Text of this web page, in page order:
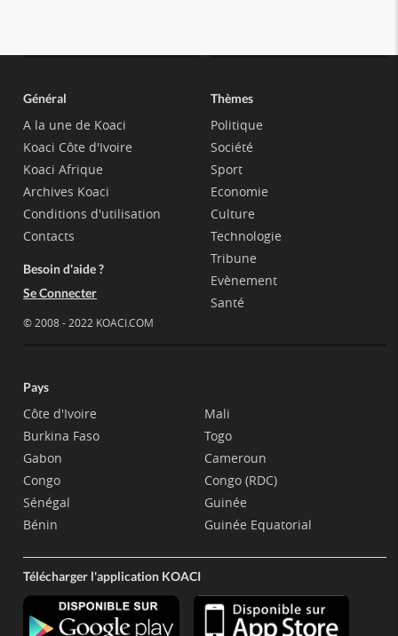
Général
A la une de Koaci
Koaci Côte d'Ivoire
Koaci Afrique
Archives Koaci
Conditions d'utilisation
Contacts
Besoin d'aide ?
Se Connecter
© 2008 - 2022 KOACI.COM
Thèmes
Politique
Société
Sport
Economie
Culture
Technologie
Tribune
Evènement
Santé
Pays
Côte d'Ivoire
Burkina Faso
Gabon
Congo
Sénégal
Bénin
Mali
Togo
Cameroun
Congo (RDC)
Guinée
Guinée Equatorial
Télécharger l'application KOACI